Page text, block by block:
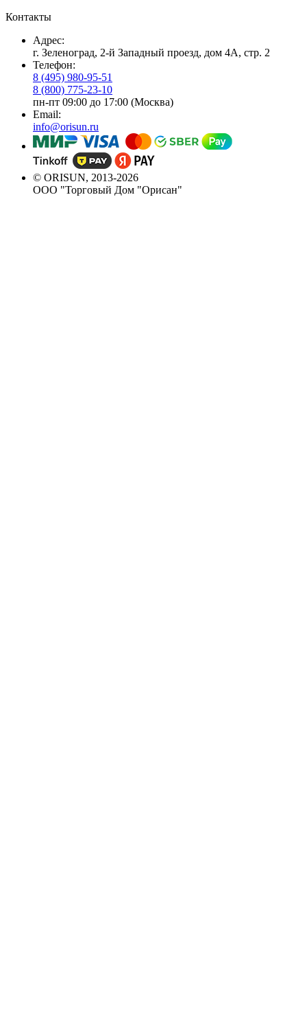
Контакты
Адрес:
г. Зеленоград, 2-й Западный проезд, дом 4А, стр. 2
Телефон:
8 (495) 980-95-51
8 (800) 775-23-10
пн-пт 09:00 до 17:00 (Москва)
Email:
info@orisun.ru
© ORISUN, 2013-2026
ООО "Торговый Дом "Орисан"